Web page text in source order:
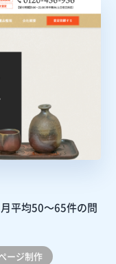
月平均50～65件の問
ージ制作